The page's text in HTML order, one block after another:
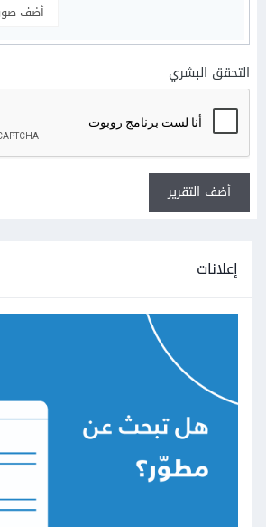
أضف
التحقق البشري
أضف التقرير
إعلانات